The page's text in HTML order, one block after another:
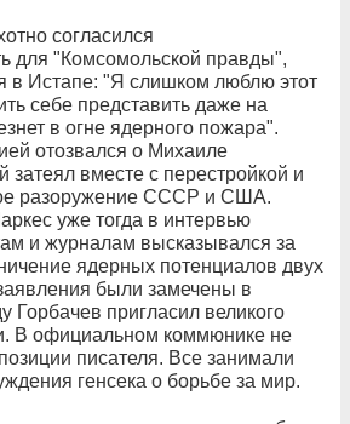
согласился
для "Комсомольской правды",
в Истапе: "Я слишком люблю этот
себе представить даже на
в огне ядерного пожара".
отозвался о Михаиле
затеял вместе с перестройкой и
разоружение СССР и США.
уже тогда в интервью
и журналам высказывался за
ядерных потенциалов двух
были замечены в
Горбачев пригласил великого
В официальном коммюнике не
писателя. Все занимали
генсека о борьбе за мир.